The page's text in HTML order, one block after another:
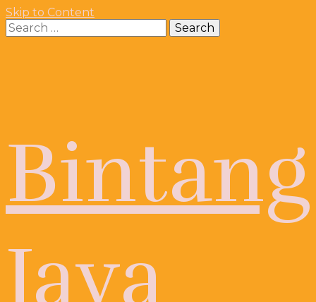
Skip to Content
Search
for:
Bintang
Jaya